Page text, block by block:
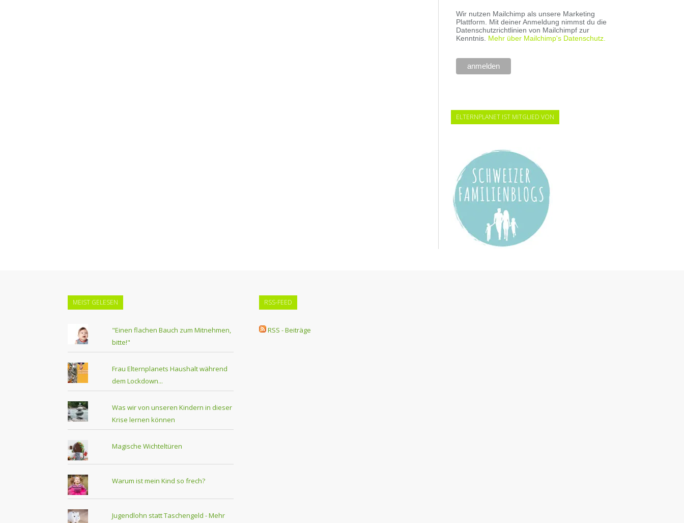
Wir nutzen Mailchimp als unsere Marketing
Plattform. Mit deiner Anmeldung nimmst du die
Datenschutzrichtlinien von Mailchimpf zur
Kenntnis. Mehr über Mailchimp's Datenschutz.
ELTERNPLANET IST MITGLIED VON
MEIST GELESEN
"Einen flachen Bauch zum Mitnehmen,
bitte!"
Frau Elternplanets Haushalt während
dem Lockdown...
Was wir von unseren Kindern in dieser
Krise lernen können
Magische Wichteltüren
Warum ist mein Kind so frech?
Jugendlohn statt Taschengeld - Mehr
RSS-FEED
RSS - Beiträge